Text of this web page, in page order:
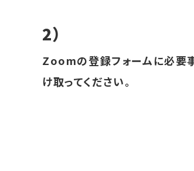
2）
Zoomの登録フォームに必要
け取ってください。